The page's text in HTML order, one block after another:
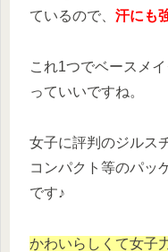
ているので、 汗にも
これ1つでベースメ
っていいですね。
女子に評判のジルス
コンパクト等のパッ
です♪
かわいらしくて女子